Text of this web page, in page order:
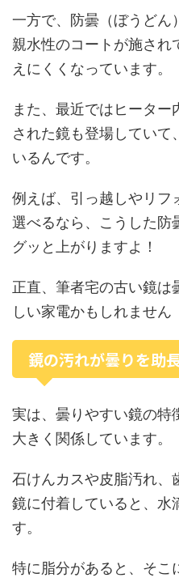
一方で、防曇（ぼうどん
親水性のコートが施され
えにくくなっています。
また、最近ではヒータ
された鏡も登場していて
いるんです。
例えば、引っ越しやリフ
選べるなら、こうした防
グッと上がりますよ！
正直、筆者宅の古い鏡
しい家電かもしれません
鏡の汚れが曇りを助
実は、曇りやすい鏡の特
大きく関係しています。
石けんカスや皮脂汚れ、
鏡に付着していると、水
す。
特に脂分があると、そこ